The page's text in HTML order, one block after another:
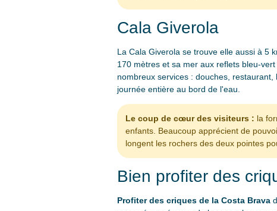
Cala Giverola
La Cala Giverola se trouve elle aussi à 5
170 mètres et sa mer aux reflets bleu-
nombreux services : douches,
journée entière au bord de l'eau.
Le coup de cœur des visiteurs : la
enfants. Beaucoup apprécient de
longent les rochers des deux pointes
Bien profiter des
Profiter des criques de la Costa Brava